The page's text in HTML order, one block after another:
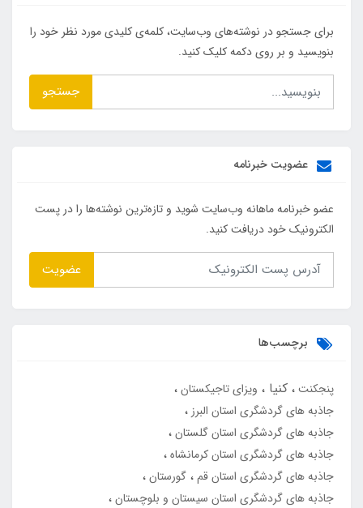
برای جستجو در نوشته‌های وب‌سایت، کلمه‌ی کلیدی مورد نظر خود را
بنویسید و بر روی دکمه کلیک کنید.
جستجو
عضویت خبرنامه
عضو خبرنامه ماهانه وب‌سایت شوید و تازه‌ترین نوشته‌ها را در پست
الکترونیک خود دریافت کنید.
عضویت
برچسب‌ها
پنجکنت کنیا
ویزای تاجیکستان
جاذبه های گردشگری استان البرز
جاذبه های گردشگری استان گلستان
جاذبه های گردشگری استان کرمانشاه
جاذبه های گردشگری استان قم گورستان
جاذبه های گردشگری استان سیستان و بلوچستان